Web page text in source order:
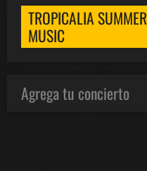
TROPICALIA SUMMER
MUSIC
Agrega tu concierto